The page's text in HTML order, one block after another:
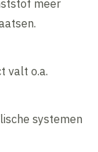
meer
valt o.a.
systemen